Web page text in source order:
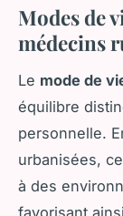
Modes de
médecins
Le mode de
équilibre
personnelle.
urbanisées,
à des
favorisant